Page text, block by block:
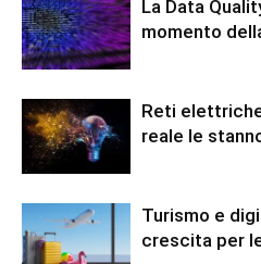
La Data
momento
Reti
reale le
Turismo e
crescita per